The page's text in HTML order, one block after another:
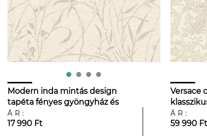
Modern inda mintás design
tapéta fényes gyöngyház és
krém színvilágban
ÁR:
17 990 Ft
Versace
mintával
ÁR:
59 990 Ft